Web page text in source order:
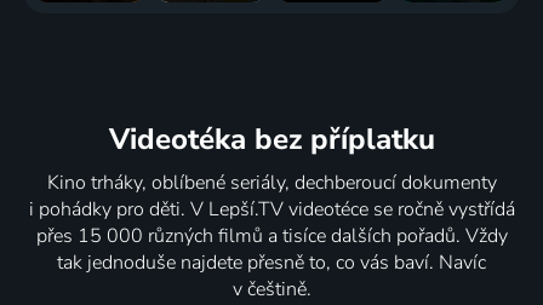
Videotéka bez příplatku
Kino trháky, oblíbené seriály, dechberoucí dokumenty
i pohádky pro děti. V Lepší.TV videotéce se ročně vystřídá
přes 15 000 různých filmů a tisíce dalších pořadů. Vždy
tak jednoduše najdete přesně to, co vás baví. Navíc
v češtině.